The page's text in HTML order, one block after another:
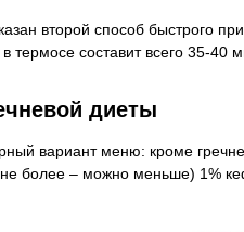
второй способ быстрого
термосе составит всего 35-40
диеты
вариант меню: кроме
более – можно меньше) 1%